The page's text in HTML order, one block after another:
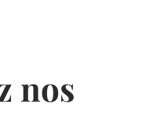
nos